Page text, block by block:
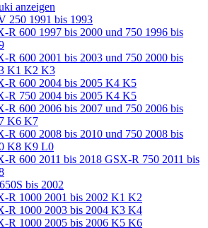
anzeigen
250 1991 bis 1993
R 600 1997 bis 2000 und 750 1996 bis
R 600 2001 bis 2003 und 750 2000 bis
K1 K2 K3
R 600 2004 bis 2005 K4 K5
R 750 2004 bis 2005 K4 K5
R 600 2006 bis 2007 und 750 2006 bis
K6 K7
R 600 2008 bis 2010 und 750 2008 bis
K8 K9 L0
R 600 2011 bis 2018 GSX-R 750 2011 bis
bis 2002
R 1000 2001 bis 2002 K1 K2
R 1000 2003 bis 2004 K3 K4
R 1000 2005 bis 2006 K5 K6